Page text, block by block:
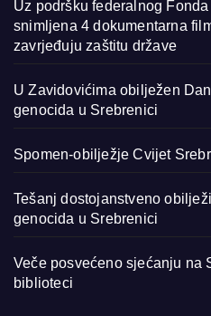
Uz podršku federalnog
snimljena 4 dokumentarna
zavrjeđuju zaštitu države
U Zavidovićima obilježen
genocida u Srebrenici
Spomen-obilježje Cvijet
Tešanj dostojanstveno
genocida u Srebrenici
Veče posvećeno sjećanju na
biblioteci